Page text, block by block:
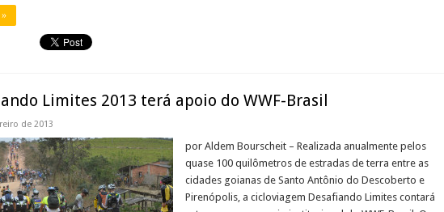
»
Limites 2013 terá apoio do WWF-Brasil
de 2013
por Aldem Bourscheit – Realizada anualmente pelos
quase 100 quilômetros de estradas de terra entre as
cidades goianas de Santo Antônio do Descoberto e
Pirenópolis, a cicloviagem Desafiando Limites contará